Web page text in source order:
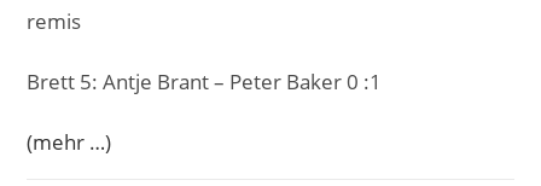
remis
Brett 5: Antje Brant – Peter Baker 0 :1
(mehr …)